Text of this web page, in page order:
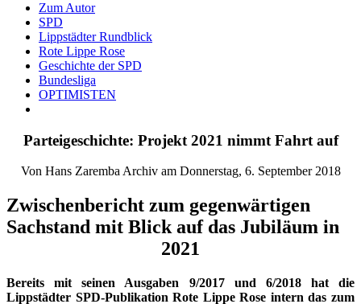
Zum Autor
SPD
Lippstädter Rundblick
Rote Lippe Rose
Geschichte der SPD
Bundesliga
OPTIMISTEN
Parteigeschichte: Projekt 2021 nimmt Fahrt auf
Von Hans Zaremba Archiv am Donnerstag, 6. September 2018
Zwischenbericht zum gegenwärtigen
Sachstand mit Blick auf das Jubiläum in
2021
Bereits mit seinen Ausgaben 9/2017 und 6/2018 hat die
Lippstädter SPD-Publikation Rote Lippe Rose intern das zum